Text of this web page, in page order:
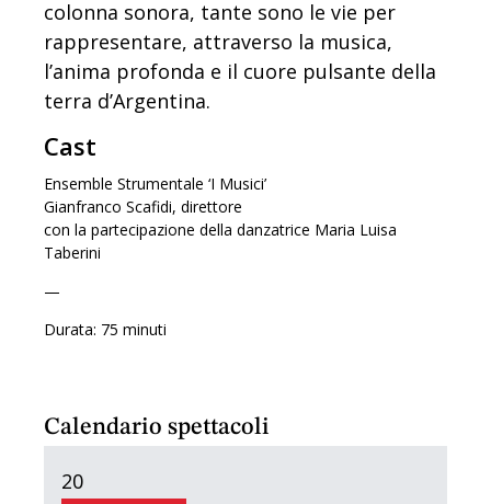
colonna sonora, tante sono le vie per
rappresentare, attraverso la musica,
l’anima profonda e il cuore pulsante della
terra d’Argentina.
Cast
Ensemble Strumentale ‘I Musici’
Gianfranco Scafidi, direttore
con la partecipazione della danzatrice Maria Luisa
Taberini
—
Durata: 75 minuti
Calendario spettacoli
20